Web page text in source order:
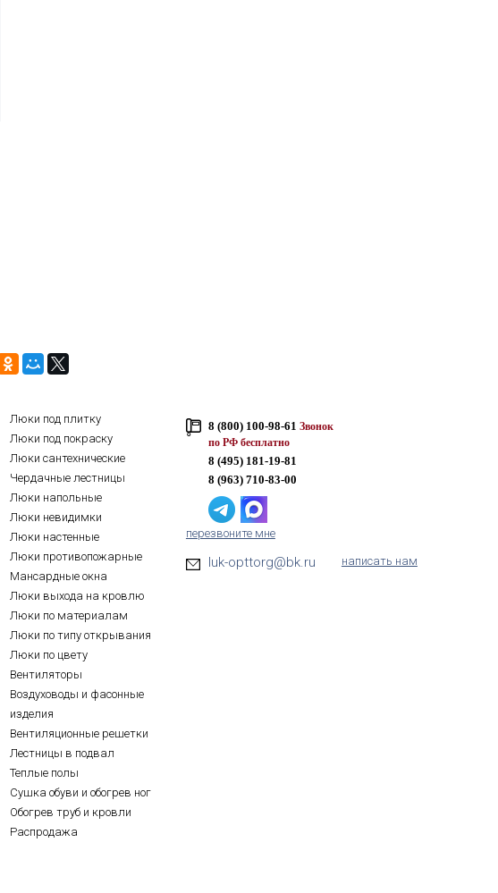
Люки под плитку
Люки под покраску
Люки сантехнические
Чердачные лестницы
Люки напольные
Люки невидимки
Люки настенные
Люки противопожарные
Мансардные окна
Люки выхода на кровлю
Люки по материалам
Люки по типу открывания
Люки по цвету
Вентиляторы
Воздуховоды и фасонные
изделия
Вентиляционные решетки
Лестницы в подвал
Теплые полы
Сушка обуви и обогрев ног
Обогрев труб и кровли
Распродажа
8 (800) 100-98-61 Звонок
по РФ бесплатно
8 (495) 181-19-81
8 (963) 710-83-00
перезвоните мне
luk-opttorg@bk.ru написать нам